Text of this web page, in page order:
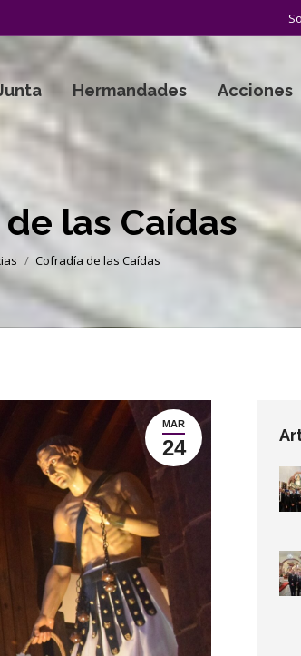
Hermandades Acciones
las Caídas
Cofradía de las Caídas
MAR
24